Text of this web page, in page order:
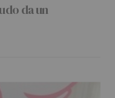
da un